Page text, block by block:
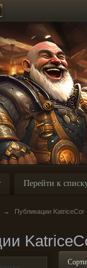
Перейти к
→ Публикации KatriceCor